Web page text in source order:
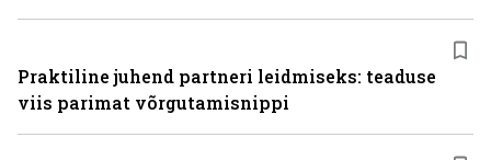
Praktiline juhend partneri leidmiseks: teaduse
viis parimat võrgutamisnippi